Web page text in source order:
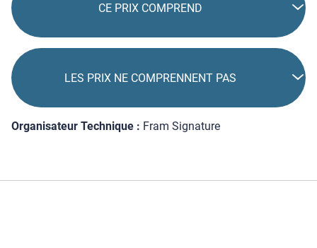
CE PRIX COMPREND
LES PRIX NE COMPRENNENT PAS
Organisateur Technique : Fram Signature